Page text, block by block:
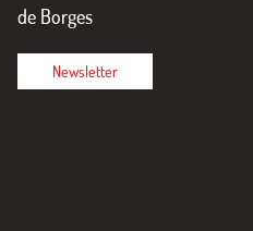
de Borges
Newsletter